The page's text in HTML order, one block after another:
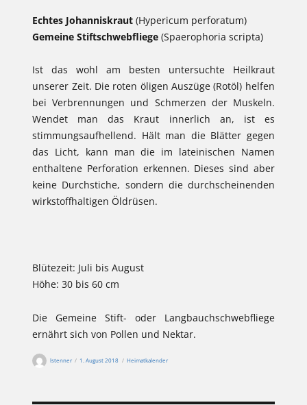
Echtes Johanniskraut(Hypericum perforatum)
Gemeine Stiftschwebfliege (Spaerophoria scripta)
Ist das wohl am besten untersuchte Heilkraut
unserer Zeit. Die roten öligen Auszüge (Rotöl) helfen
bei Verbrennungen und Schmerzen der Muskeln.
Wendet man das Kraut innerlich an, ist es
stimmungsaufhellend. Hält man die Blätter gegen
das Licht, kann man die im lateinischen Namen
enthaltene Perforation erkennen. Dieses sind aber
keine Durchstiche, sondern die durchscheinenden
wirkstoffhaltigen Öldrüsen.
Blütezeit: Juli bis August
Höhe: 30 bis 60 cm
Die Gemeine Stift- oder Langbauchschwebfliege
ernährt sich von Pollen und Nektar.
Autor
lstenner
Veröffentlicht
1. August 2018 Kategorien
Heimatkalender